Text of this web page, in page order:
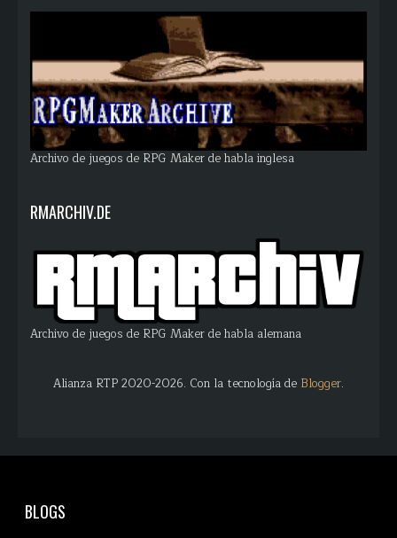
Archivo de juegos de RPG Maker de habla inglesa
RMARCHIV.DE
Archivo de juegos de RPG Maker de habla alemana
Alianza RTP 2020-2026. Con la tecnología de Blogger.
BLOGS